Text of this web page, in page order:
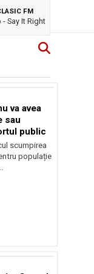
FM
Say It Right
va avea
sau
public
scumpirea
populație